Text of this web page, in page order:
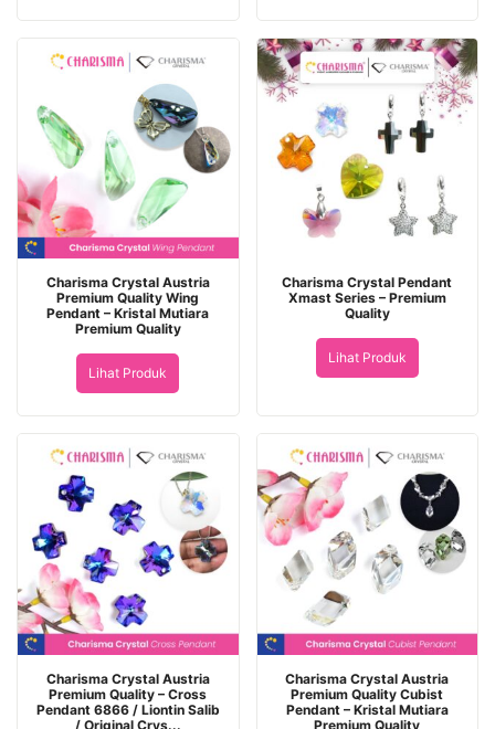
Charisma Crystal Austria
Premium Quality Wing
Pendant – Kristal Mutiara
Premium Quality
Lihat Produk
Charisma Crystal Pendant
Xmast Series – Premium
Quality
Lihat Produk
Charisma Crystal Austria
Premium Quality – Cross
Pendant 6866 / Liontin Salib
/ Original Crys...
Charisma Crystal Austria
Premium Quality Cubist
Pendant – Kristal Mutiara
Premium Quality